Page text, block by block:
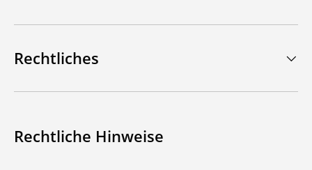
Rechtliches
Rechtliche Hinweise